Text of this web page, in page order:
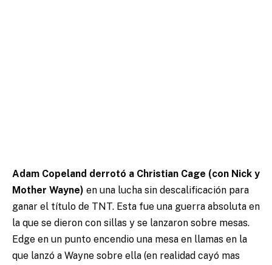
Adam Copeland derrotó a Christian Cage (con Nick y
Mother Wayne) en una lucha sin descalificación para
ganar el título de TNT. Esta fue una guerra absoluta en
la que se dieron con sillas y se lanzaron sobre mesas.
Edge en un punto encendio una mesa en llamas en la
que lanzó a Wayne sobre ella (en realidad cayó mas